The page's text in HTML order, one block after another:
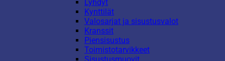
Lyhdyt
Kynttilät
Valosarjat ja sisustusvalot
Kranssit
Piensisustus
Toimistotarvikkeet